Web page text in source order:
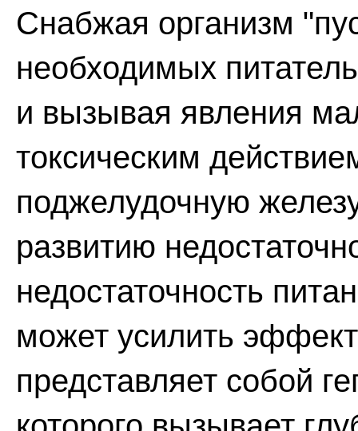
Снабжая организм
необходимых
и вызывая явления
токсическим
поджелудочную
развитию
недостаточность
может усилить
представляет собой